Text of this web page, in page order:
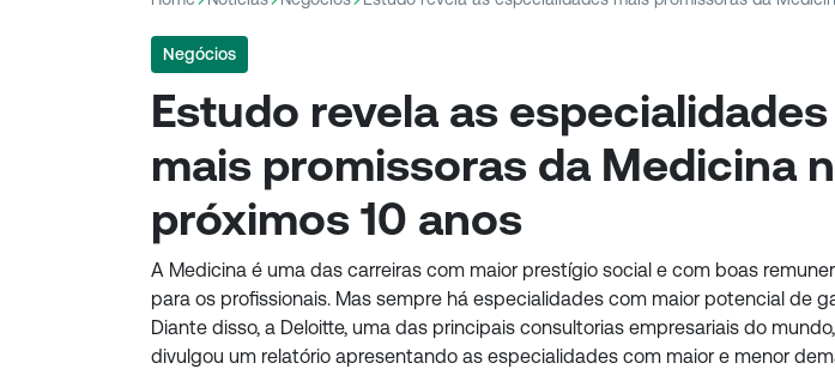
Negócios
Estudo revela as especialidades
mais promissoras da Medicina
próximos 10 anos
A Medicina é uma das carreiras com maior prestígio social e com boas
para os profissionais. Mas sempre há especialidades com maior potencial de
Diante disso, a Deloitte, uma das principais consultorias empresariais do mundo,
divulgou um relatório apresentando as especialidades com maior e menor